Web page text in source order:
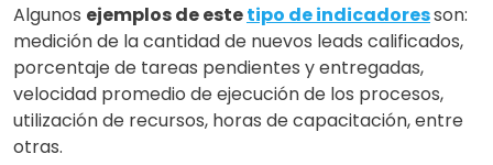
Algunos ejemplos de estetipo de indicadoresson:
medición de la cantidad de nuevos leads calificados,
porcentaje de tareas pendientes y entregadas,
velocidad promedio de ejecución de los procesos,
utilización de recursos, horas de capacitación, entre
otras.